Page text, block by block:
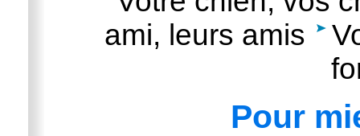
ami, leurs amis
Pour